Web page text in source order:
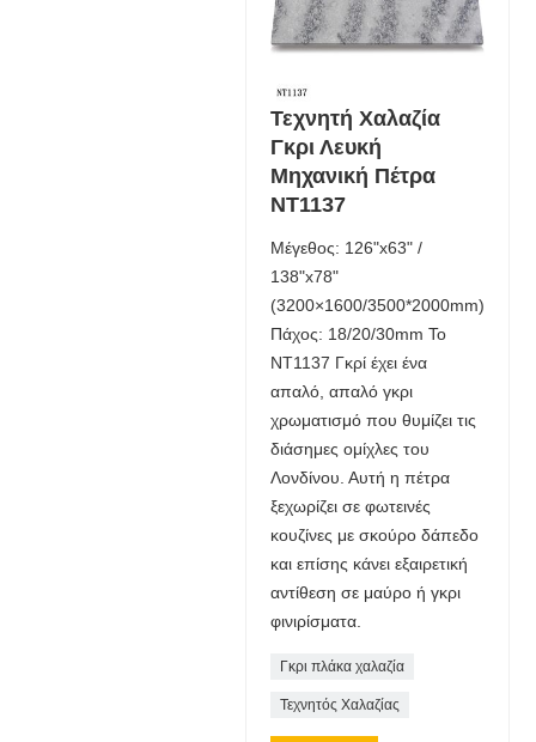
Τεχνητή Χαλαζία
Γκρι Λευκή
Μηχανική Πέτρα
NT1137
Μέγεθος: 126"x63" /
138"x78"
(3200×1600/3500*2000mm)
Πάχος: 18/20/30mm Το
NT1137 Γκρί έχει ένα
απαλό, απαλό γκρι
χρωματισμό που θυμίζει τις
διάσημες ομίχλες του
Λονδίνου. Αυτή η πέτρα
ξεχωρίζει σε φωτεινές
κουζίνες με σκούρο δάπεδο
και επίσης κάνει εξαιρετική
αντίθεση σε μαύρο ή γκρι
φινιρίσματα.
Γκρι πλάκα χαλαζία
Τεχνητός Χαλαζίας